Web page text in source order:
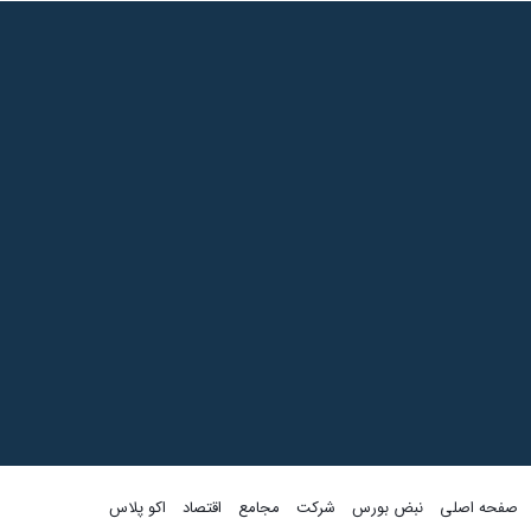
صفحه اصلی نبض بورس شرکت مجامع اقتصاد اکو پلاس
گوگل